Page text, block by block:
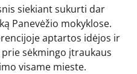
siekiant sukurti dar
Panevėžio mokyklose.
aptartos idėjos ir
sėkmingo įtraukaus
visame mieste.